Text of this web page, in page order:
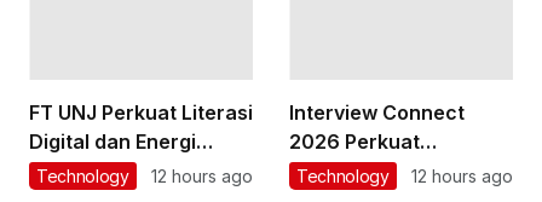
FT UNJ Perkuat Literasi
Digital dan Energi
Bersih lewat
Technology 12 hours ago
Interview Connect
2026 Perkuat
Ekosistem Vokasi
Technology 12 hours ago